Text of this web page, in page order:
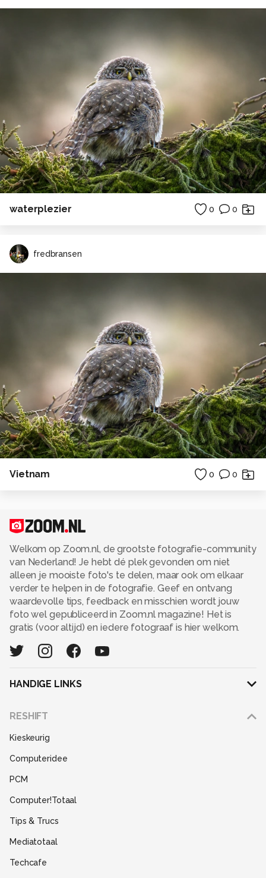
waterplezier 0 0
fredbransen
Vietnam 0 0
Welkom op Zoom.nl, de grootste fotografie-community
van Nederland! Je hebt dé plek gevonden om niet
alleen je mooiste foto's te delen, maar ook om elkaar
verder te helpen in de fotografie. Geef en ontvang
waardevolle tips, feedback en misschien wordt jouw
foto wel gepubliceerd in Zoom.nl magazine! Het is
gratis (voor altijd) en iedere fotograaf is hier welkom.
HANDIGE LINKS
RESHIFT
Kieskeurig
Computeridee
PCM
Computer!Totaal
Tips & Trucs
Mediatotaal
Techcafe